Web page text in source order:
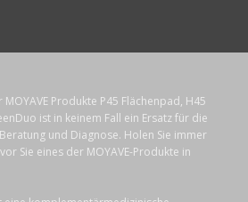
MOYAVE Produkte P45 Flächenpad, H45
ist in keinem Fall ein Ersatz für die
und Diagnose. Holen Sie immer
Sie eines der MOYAVE-Produkte in